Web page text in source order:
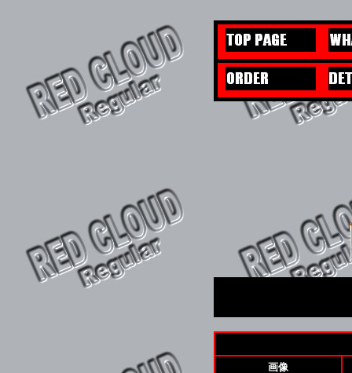
画像